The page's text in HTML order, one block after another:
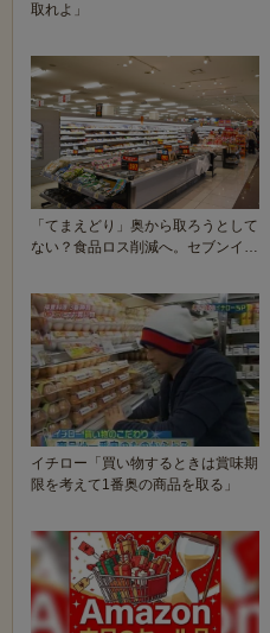
取れよ」
「てまえどり」奥から取ろうとして
ない？食品ロス削減へ。セブンイレ
イチロー「買い物するときは賞味期
限を考えて1番奥の商品を取る」